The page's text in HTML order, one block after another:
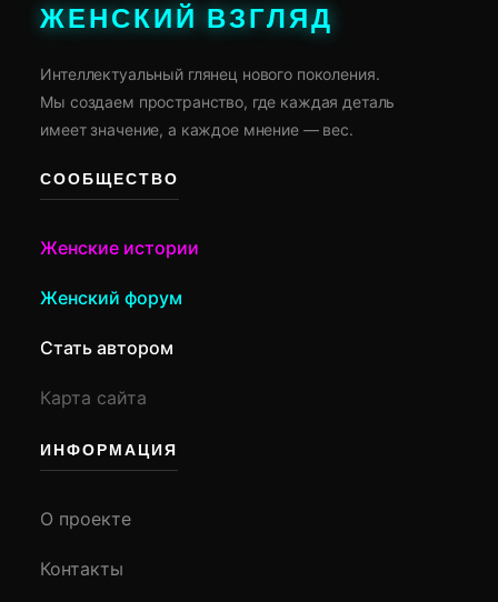
ЖЕНСКИЙ ВЗГЛЯД
Интеллектуальный глянец нового поколения.
Мы создаем пространство, где каждая деталь
имеет значение, а каждое мнение — вес.
СООБЩЕСТВО
Женские истории
Женский форум
Стать автором
Карта сайта
ИНФОРМАЦИЯ
О проекте
Контакты